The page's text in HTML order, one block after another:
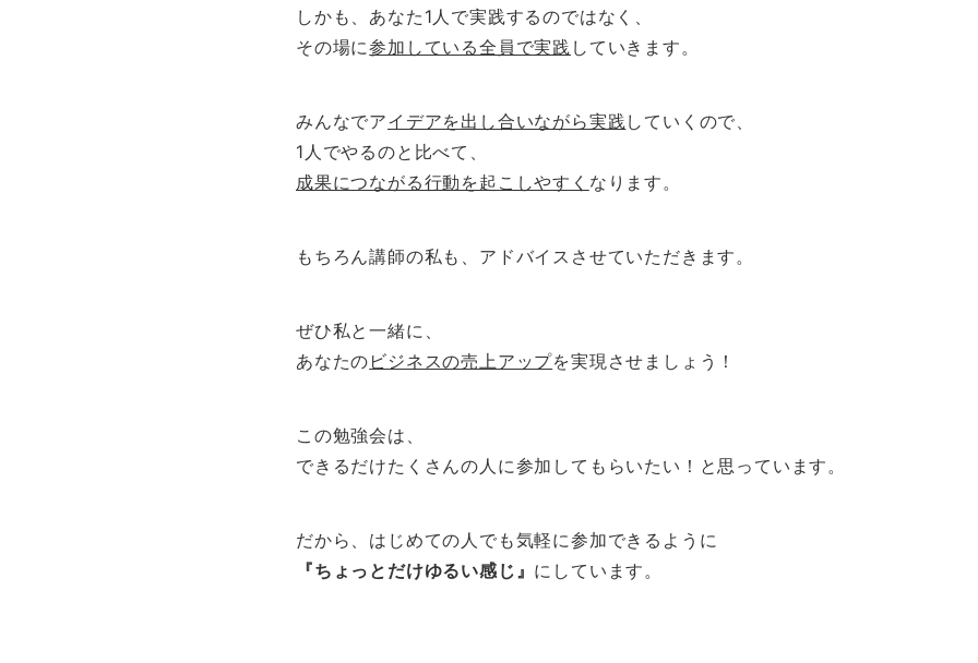
しかも、あなた1人で実践するのではなく、
その場に参加している全員で実践 していきます。
みんなでアイデアを出し合いながら実践 していくので、
1人でやるのと比べて、
成果につながる行動を起こしやすく なります。
もちろん講師の私も、アドバイスさせていただきます。
ぜひ私と一緒に、
あなたの ビジネスの売上アップを実現させましょう！
この勉強会は、
できるだけたくさんの人に参加してもらいたい！と思っています。
だから、はじめての人でも気軽に参加できるように
『ちょっとだけゆるい感じ』 にしています。